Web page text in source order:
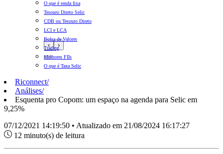
‹ ›
O que é renda fixa
Tesouro Direto Selic
CDB ou Tesouro Direto
LCI e LCA
Bolsa de Valores
Trading
Melhores FIIs
O que é Taxa Selic
Riconnect/
Análises/
Esquenta pro Copom: um espaço na agenda para Selic em
9,25%
07/12/2021 14:19:50 • Atualizado em 21/08/2024 16:17:27
12 minuto(s) de leitura